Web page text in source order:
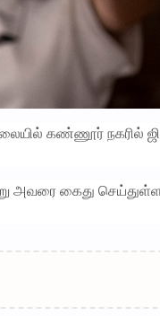
கண்ணூர் நகரில் ஜி
அவரை கைது